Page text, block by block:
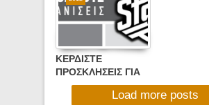
(FRIDAY 07/12/12,
18:00-20:00)
ΚΕΡΔΙΣΤΕ
ΠΡΟΣΚΛΗΣΕΙΣ ΓΙΑ
ΤA LIVE EVENTS
ΣΤΟ STAGE25 !!!Load more posts